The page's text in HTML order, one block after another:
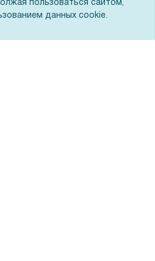
пользоваться сайтом,
данных cookie.
Не показывать